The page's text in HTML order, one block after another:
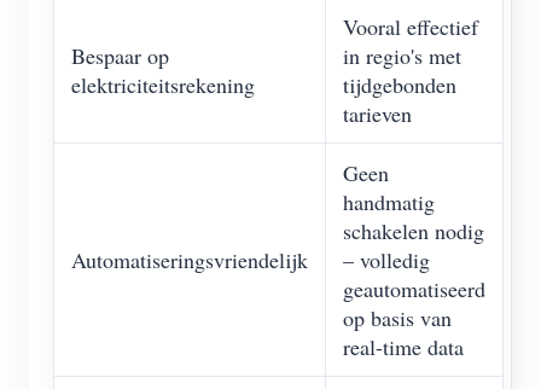
Bespaar op
elektriciteitsrekening
Vooral effectief
in regio's met
tijdgebonden
tarieven
Automatiseringsvriendelijk
Geen
handmatig
schakelen nodig
– volledig
geautomatiseerd
op basis van
real-time data